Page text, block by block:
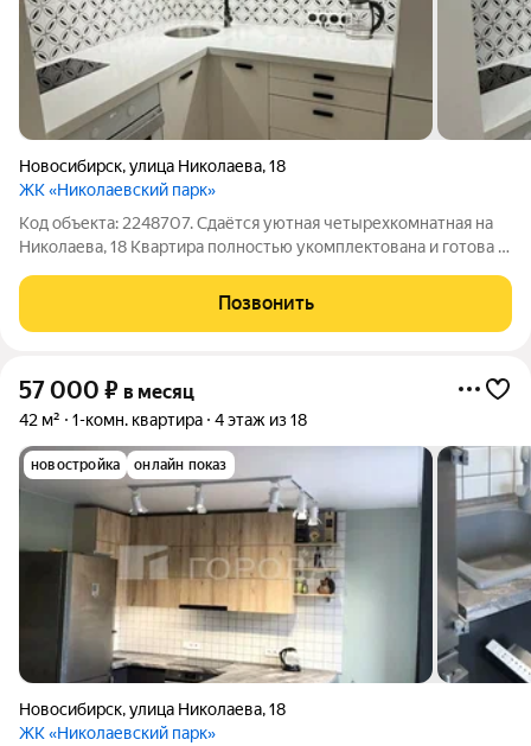
Новосибирск,улица Николаева,18
ЖК «Николаевский парк»
Код объекта: 2248707. Сдаётся уютная четырехкомнатная на
Николаева, 18 Квартира полностью укомплектована и готова к
Дом расположен в районе с развитой инфраструктурой.
Шаговая доступность до
Позвонить
57 000 ₽ в месяц
42 м² 1-комн. квартира 4 этаж из 18
новостройка онлайн показ
Новосибирск,улица Николаева,18
ЖК «Николаевский парк»